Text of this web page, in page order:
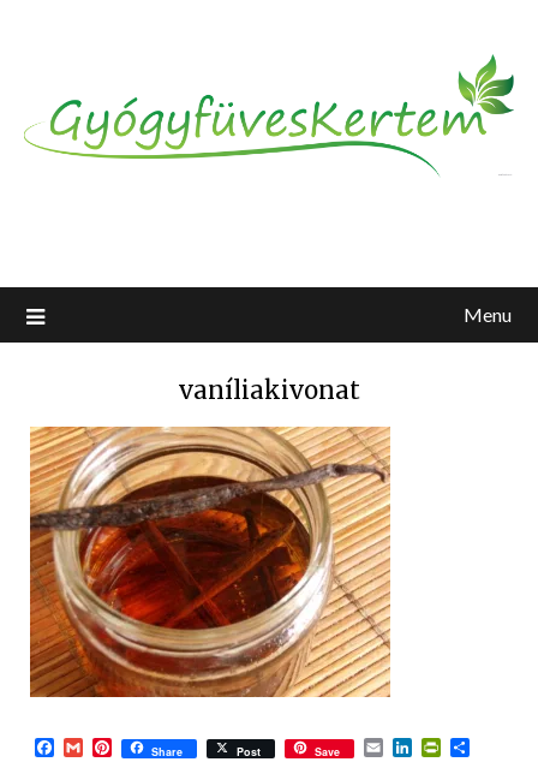
Menu
vaníliakivonat
Facebook
GmailPinterest
Share Post Save EmailLinkedIn